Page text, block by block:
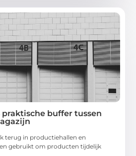
buffer tussen
terug in productiehallen en
gebruikt om producten tijdelijk